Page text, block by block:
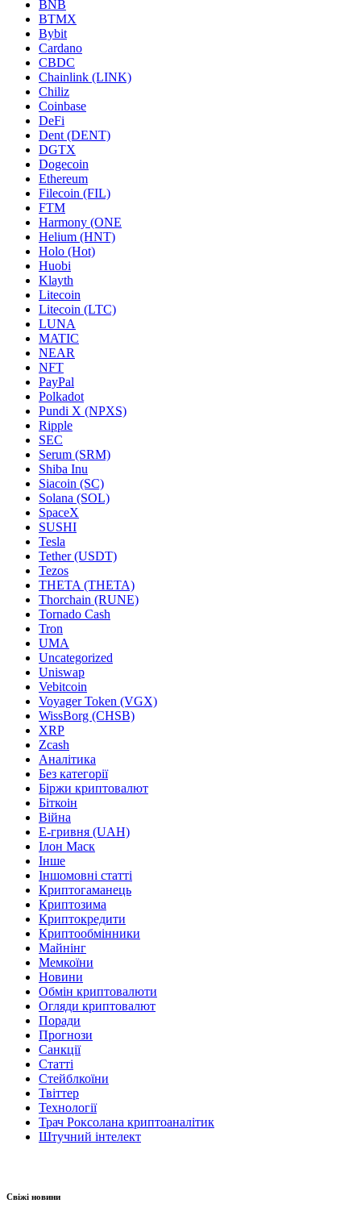
BNB
BTMX
Bybit
Cardano
CBDC
Chainlink (LINK)
Chiliz
Coinbase
DeFi
Dent (DENT)
DGTX
Dogecoin
Ethereum
Filecoin (FIL)
FTM
Harmony (ONE
Helium (HNT)
Holo (Hot)
Huobi
Klayth
Litecoin
Litecoin (LTC)
LUNA
MATIC
NEAR
NFT
PayPal
Polkadot
Pundi X (NPXS)
Ripple
SEC
Serum (SRM)
Shiba Inu
Siacoin (SC)
Solana (SOL)
SpaceX
SUSHI
Tesla
Tether (USDT)
Tezos
THETA (THETA)
Thorchain (RUNE)
Tornado Cash
Tron
UMA
Uncategorized
Uniswap
Vebitcoin
Voyager Token (VGX)
WissBorg (CHSB)
XRP
Zcash
Аналітика
Без категорії
Біржи криптовалют
Біткоін
Війна
Е-гривня (UAH)
Ілон Маск
Інше
Іншомовні статті
Криптогаманець
Криптозима
Криптокредити
Криптообмінники
Майнінг
Мемкоїни
Новини
Обмін криптовалюти
Огляди криптовалют
Поради
Прогнози
Санкції
Статті
Стейблкоїни
Твіттер
Технології
Трач Роксолана криптоаналітик
Штучний інтелект
Свіжі новини